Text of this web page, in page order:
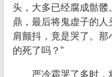
头，大多已经腐成骷髅
鼎，最后将鬼虚子的
肩颤抖，竟是哭了。
的死了吗？”
严冷霜哭了多时，